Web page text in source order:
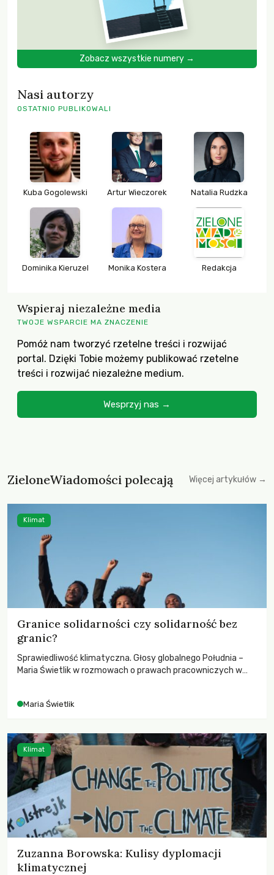
Zobacz wszystkie numery →
Nasi autorzy
OSTATNIO PUBLIKOWALI
Kuba Gogolewski Artur Wieczorek Natalia Rudzka
Dominika Kieruzel Monika Kostera Redakcja
Wspieraj niezależne media
TWOJE WSPARCIE MA ZNACZENIE
Pomóż nam tworzyć rzetelne treści i rozwijać
portal. Dzięki Tobie możemy publikować rzetelne
treści i rozwijać niezależne medium.
Wesprzyj nas →
ZieloneWiadomości polecają Więcej artykułów →
Granice solidarności czy solidarność bez
granic?
Sprawiedliwość klimatyczna. Głosy globalnego Południa –
Maria Świetlik w rozmowach o prawach pracowniczych w
Maria Świetlik
Klimat
Zuzanna Borowska: Kulisy dyplomacji
klimatycznej
Klimat